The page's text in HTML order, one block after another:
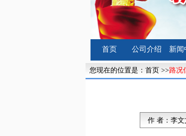
首页 公司介绍 新闻
您现在的位置是： 首页 >>路况
作 者： 李文